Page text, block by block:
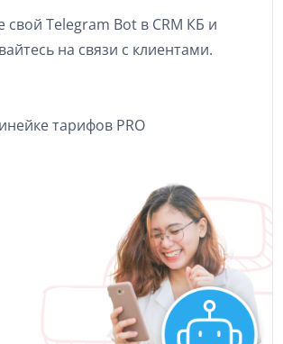
свой Telegram Bot в CRM КБ и
на связи с клиентами.
тарифов PRO